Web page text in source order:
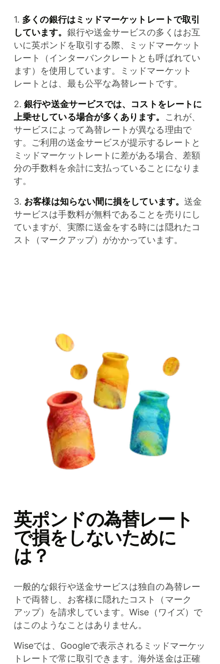
1. 多くの銀行はミッドマーケットレートで取引
しています。 銀行や送金サービスの多くはお互
いに英ポンドを取引する際、ミッドマーケット
レート（インターバンクレートとも呼ばれてい
ます）を使用しています。ミッドマーケット
レートとは、最も公平な為替レートです。
2.銀行や送金サービスでは、コストをレートに
上乗せしている場合が多くあります。
これが、
サービスによって為替レートが異なる理由で
す。ご利用の送金サービスが提示するレートと
ミッドマーケットレートに差がある場合、差額
分の手数料を余計に支払っていることになりま
す。
3. お客様は知らない間に損をしています。 送金
サービスは手数料が無料であることを売りにし
ていますが、実際に送金をする時には隠れたコ
スト（マークアップ）がかかっています。
英ポンドの為替レート
で損をしないために
は？
一般的な銀行や送金サービスは独自の為替レー
トで両替し、お客様に隠れたコスト（マーク
アップ）を請求しています。Wise（ワイズ）で
はこのようなことはありません。
Wiseでは、Googleで表示されるミッドマーケッ
トレートで常に取引できます。海外送金は正確